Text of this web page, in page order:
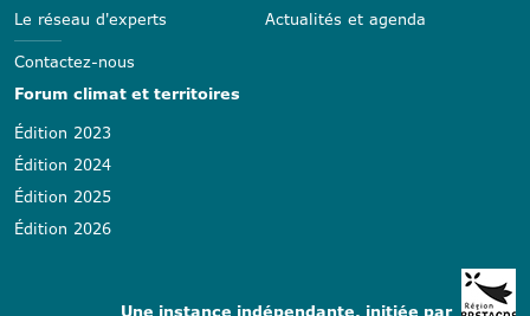
Le réseau d'experts
Contactez-nous
Actualités et agenda
Forum climat et territoires
Édition 2023
Édition 2024
Édition 2025
Édition 2026
Une instance indépendante, initiée par